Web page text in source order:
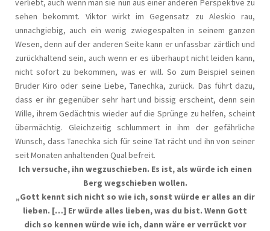
verliebt, auch wenn man sie nun aus einer anderen Perspektive zu
sehen bekommt. Viktor wirkt im Gegensatz zu Aleskio rau,
unnachgiebig, auch ein wenig zwiegespalten in seinem ganzen
Wesen, denn auf der anderen Seite kann er unfassbar zärtlich und
zurückhaltend sein, auch wenn er es überhaupt nicht leiden kann,
nicht sofort zu bekommen, was er will. So zum Beispiel seinen
Bruder Kiro oder seine Liebe, Tanechka, zurück. Das führt dazu,
dass er ihr gegenüber sehr hart und bissig erscheint, denn sein
Wille, ihrem Gedächtnis wieder auf die Sprünge zu helfen, scheint
übermächtig. Gleichzeitig schlummert in ihm der gefährliche
Wunsch, dass Tanechka sich für seine Tat rächt und ihn von seiner
seit Monaten anhaltenden Qual befreit.
Ich versuche, ihn wegzuschieben. Es ist, als würde ich einen
Berg wegschieben wollen.
„Gott kennt sich nicht so wie ich, sonst würde er alles an dir
lieben. […] Er würde alles lieben, was du bist. Wenn Gott
dich so kennen würde wie ich, dann wäre er verrückt vor